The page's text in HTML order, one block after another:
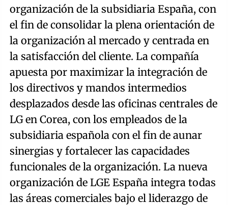
organización de la subsidiaria España, con
el fin de consolidar la plena orientación de
la organización al mercado y centrada en
la satisfacción del cliente. La compañía
apuesta por maximizar la integración de
los directivos y mandos intermedios
desplazados desde las oficinas centrales de
LG en Corea, con los empleados de la
subsidiaria española con el fin de aunar
sinergias y fortalecer las capacidades
funcionales de la organización. La nueva
organización de LGE España integra todas
las áreas comerciales bajo el liderazgo de